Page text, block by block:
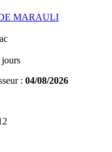
MARAULI
: 04/08/2026